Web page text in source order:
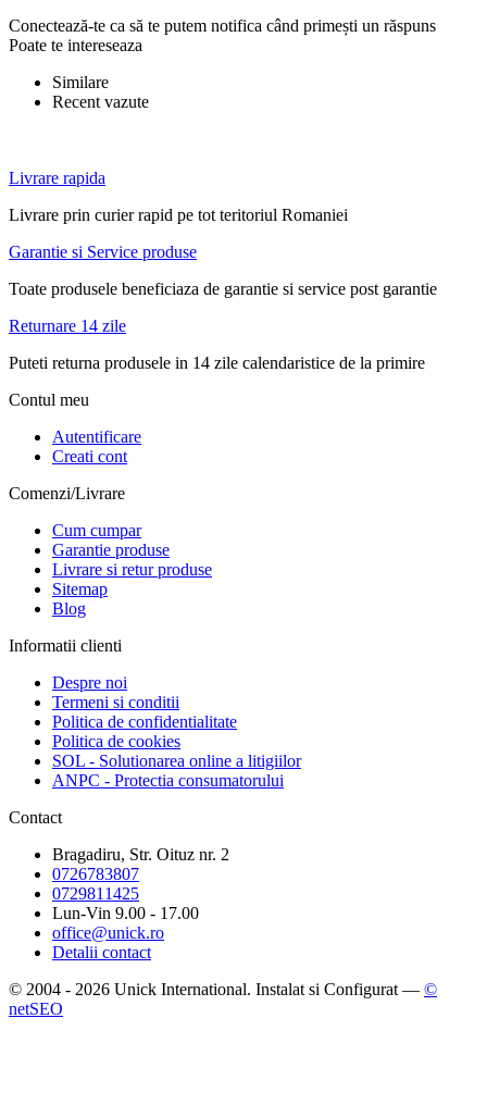
Conectează-te ca să te putem notifica când primești un răspuns
Poate te intereseaza
Similare
Recent vazute
Livrare rapida
Livrare prin curier rapid pe tot teritoriul Romaniei
Garantie si Service produse
Toate produsele beneficiaza de garantie si service post garantie
Returnare 14 zile
Puteti returna produsele in 14 zile calendaristice de la primire
Contul meu
Autentificare
Creati cont
Comenzi/Livrare
Cum cumpar
Garantie produse
Livrare si retur produse
Sitemap
Blog
Informatii clienti
Despre noi
Termeni si conditii
Politica de confidentialitate
Politica de cookies
SOL - Solutionarea online a litigiilor
ANPC - Protectia consumatorului
Contact
Bragadiru, Str. Oituz nr. 2
0726783807
0729811425
Lun-Vin 9.00 - 17.00
office@unick.ro
Detalii contact
© 2004 - 2026 Unick International. Instalat si Configurat — ©
netSEO